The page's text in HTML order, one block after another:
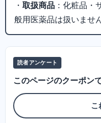
・ 取扱商品 ：化粧品・
般用医薬品は扱いません
読者アンケート
このページのクーポン
こ